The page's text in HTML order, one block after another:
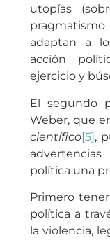
utopías
adaptan a
acción
ejercicio y
El segundo
Weber, que
científico[5],
política una
Primero
política a
la violencia,